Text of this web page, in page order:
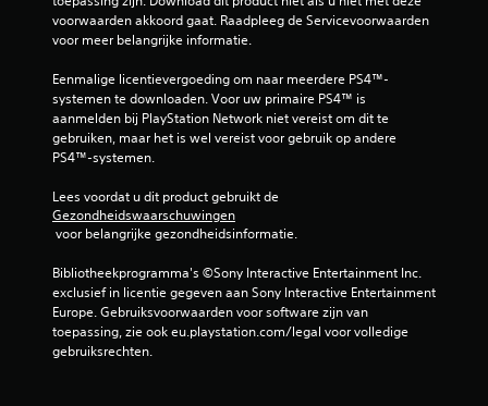
voorwaarden akkoord gaat. Raadpleeg de Servicevoorwaarden
voor meer belangrijke informatie.
Eenmalige licentievergoeding om naar meerdere PS4™-
systemen te downloaden. Voor uw primaire PS4™ is
aanmelden bij PlayStation Network niet vereist om dit te
gebruiken, maar het is wel vereist voor gebruik op andere
PS4™-systemen.
Lees voordat u dit product gebruikt de
Gezondheidswaarschuwingen
voor belangrijke gezondheidsinformatie.
Bibliotheekprogramma's ©Sony Interactive Entertainment Inc.
exclusief in licentie gegeven aan Sony Interactive Entertainment
Europe. Gebruiksvoorwaarden voor software zijn van
toepassing, zie ook eu.playstation.com/legal voor volledige
gebruiksrechten.